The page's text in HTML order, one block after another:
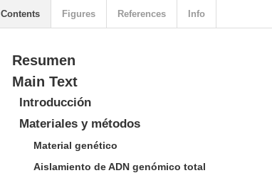
Resumen
Main Text
Introducción
Materiales y métodos
Material genético
Aislamiento de ADN genómico total
Contents Figures References Info